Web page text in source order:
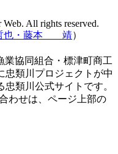
All rights reserved.
也・藤本 靖）
業協同組合・標津町商工
忠類川プロジェクトが中
類川公式サイトです。
わせは、ページ上部の